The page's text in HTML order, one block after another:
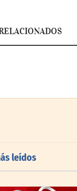
anuncia
la primera dosis
leídos